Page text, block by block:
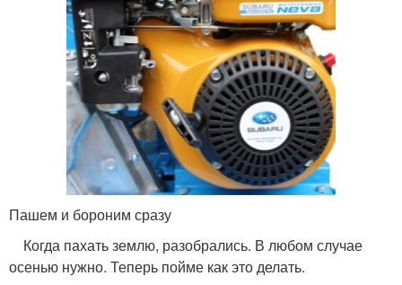
Пашем и бороним сразу
Когда пахать землю, разобрались. В любом случае
осенью нужно. Теперь пойме как это делать.